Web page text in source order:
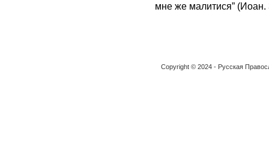
мне же малитися” (Иоан.
Copyright © 2024 - Русская